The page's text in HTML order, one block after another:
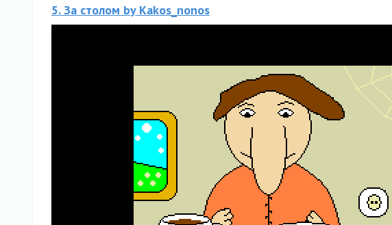
5. За столом by Kakos_nonos